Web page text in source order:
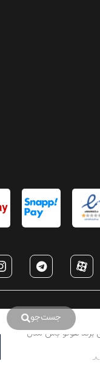
جست‌جو
برند هوگو باس مدل